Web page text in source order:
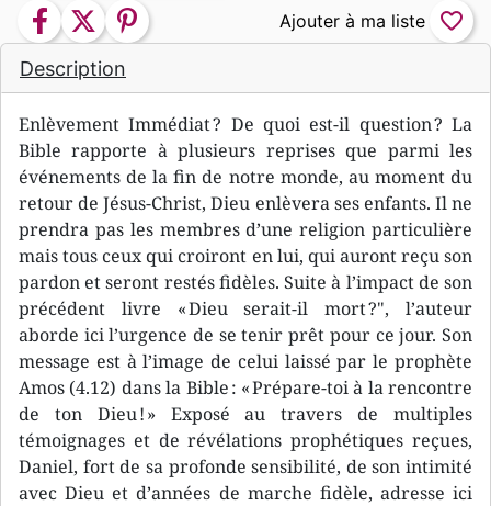
Description
Enlèvement Immédiat ? De quoi est-il question ? La
Bible rapporte à plusieurs reprises que parmi les
événements de la fin de notre monde, au moment du
retour de Jésus-Christ, Dieu enlèvera ses enfants. Il ne
prendra pas les membres d’une religion particulière
mais tous ceux qui croiront en lui, qui auront reçu son
pardon et seront restés fidèles. Suite à l’impact de son
précédent livre « Dieu serait-il mort ?", l’auteur
aborde ici l’urgence de se tenir prêt pour ce jour. Son
message est à l’image de celui laissé par le prophète
Amos (4.12) dans la Bible : « Prépare-toi à la rencontre
de ton Dieu ! » Exposé au travers de multiples
témoignages et de révélations prophétiques reçues,
Daniel, fort de sa profonde sensibilité, de son intimité
avec Dieu et d’années de marche fidèle, adresse ici
facebook twitter pinterest favorite_border